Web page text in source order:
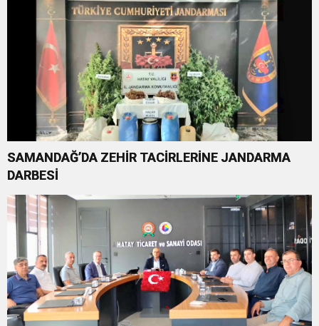
SAMANDAĞ’DA ZEHİR TACİRLERİNE JANDARMA
DARBESİ